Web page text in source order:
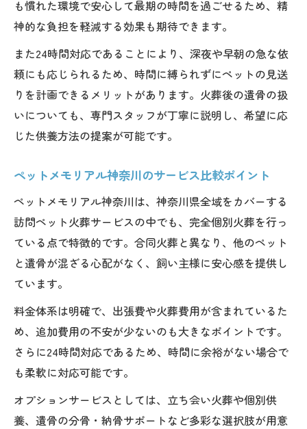
も慣れた環境で安心して最期の時間を過ごせるため、精
神的な負担を軽減する効果も期待できます。
また24時間対応であることにより、深夜や早朝の急な依
頼にも応じられるため、時間に縛られずにペットの見送
りを計画できるメリットがあります。火葬後の遺骨の扱
いについても、専門スタッフが丁寧に説明し、希望に応
じた供養方法の提案が可能です。
ペットメモリアル神奈川のサービス比較ポイント
ペットメモリアル神奈川は、神奈川県全域をカバーする
訪問ペット火葬サービスの中でも、完全個別火葬を行っ
ている点で特徴的です。合同火葬と異なり、他のペット
と遺骨が混ざる心配がなく、飼い主様に安心感を提供し
ています。
料金体系は明確で、出張費や火葬費用が含まれているた
め、追加費用の不安が少ないのも大きなポイントです。
さらに24時間対応であるため、時間に余裕がない場合で
も柔軟に対応可能です。
オプションサービスとしては、立ち会い火葬や個別供
養、遺骨の分骨・納骨サポートなど多彩な選択肢が用意